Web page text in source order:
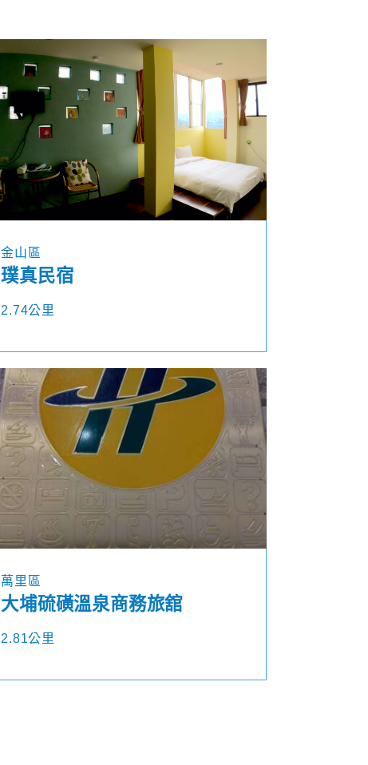
金山區
璞真民宿
2.74公里
萬里區
大埔硫磺溫泉商務旅舘
2.81公里